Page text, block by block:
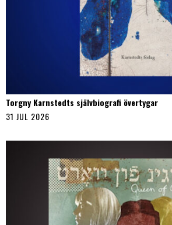
Torgny Karnstedts självbiografi övertygar
31 JUL 2026